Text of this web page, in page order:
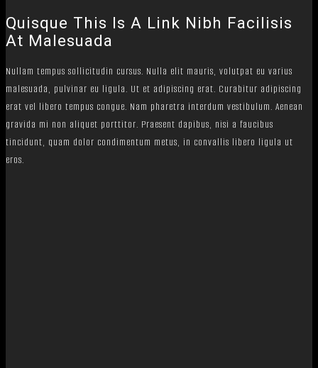
Quisque This Is A Link Nibh Facilisis
At Malesuada
Nullam tempus sollicitudin cursus. Nulla elit mauris, volutpat eu varius
malesuada, pulvinar eu ligula. Ut et adipiscing erat. Curabitur adipiscing
erat vel libero tempus congue. Nam pharetra interdum vestibulum. Aenean
gravida mi non aliquet porttitor. Praesent dapibus, nisi a faucibus
tincidunt, quam dolor condimentum metus, in convallis libero ligula ut
eros.